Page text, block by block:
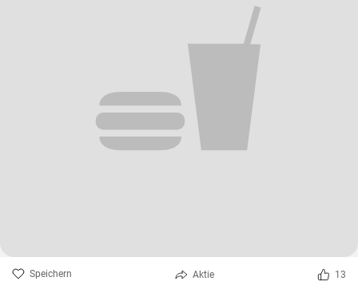
Speichern Aktie 13